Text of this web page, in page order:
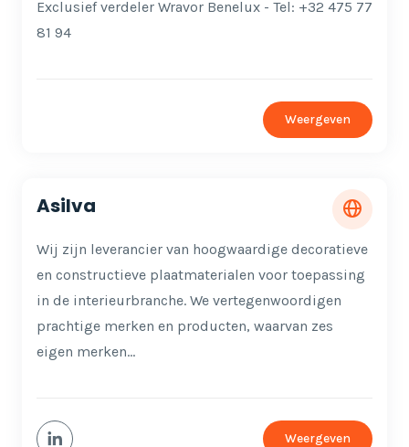
Exclusief verdeler Wravor Benelux - Tel: +32 475 77
81 94
Weergeven
Asilva
Wij zijn leverancier van hoogwaardige decoratieve
en constructieve plaatmaterialen voor toepassing
in de interieurbranche. We vertegenwoordigen
prachtige merken en producten, waarvan zes
eigen merken…
Weergeven